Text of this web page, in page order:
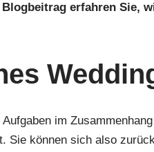
erfahren Sie,
im
Sie können sich also